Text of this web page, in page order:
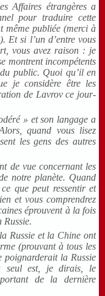
Affaires étrangères a
pour traduire cette
même publiée (merci à
Et si l’un d’entre vous
vous avez raison : je
montrent incompétents
public. Quoi qu’il en
je considère être les
de Lavrov ce jour-
» et son langage a
quand vous lisez
les gens des autres
de vue concernant les
notre planète. Quand
que peut ressentir et
et vous comprendrez
éprouvent à la fois
Russie.
Russie et la Chine ont
(prouvant à tous les
poignarderait la Russie
seul est, je dirais, le
de la dernière